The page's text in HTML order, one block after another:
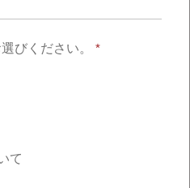
びください。 *
て